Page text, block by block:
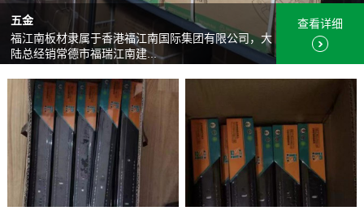
五金
福江南板材隶属于香港福江南国际集团有限公司，大
陆总经销常德市福瑞江南建...
查看详细